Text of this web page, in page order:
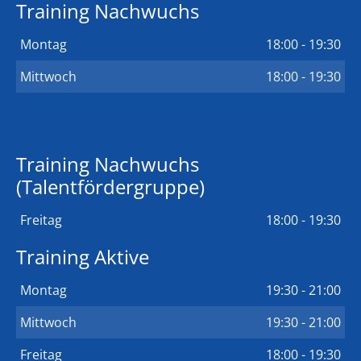
Training Nachwuchs
Montag
18:00 - 19:30
Mittwoch
18:00 - 19:30
Training Nachwuchs
(Talentfördergruppe)
Freitag 18:00 - 19:30
Training Aktive
Montag
19:30 - 21:00
Mittwoch
19:30 - 21:00
Freitag
18:00 - 19:30